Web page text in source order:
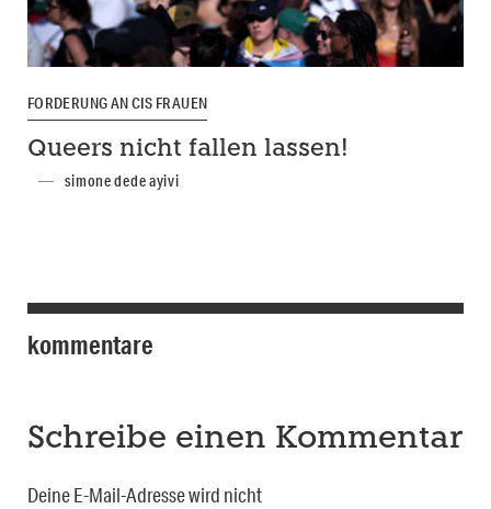
FORDERUNG AN CIS FRAUEN
Queers nicht fallen lassen!
simone dede ayivi
kommentare
Schreibe einen Kommentar
Deine E-Mail-Adresse wird nicht